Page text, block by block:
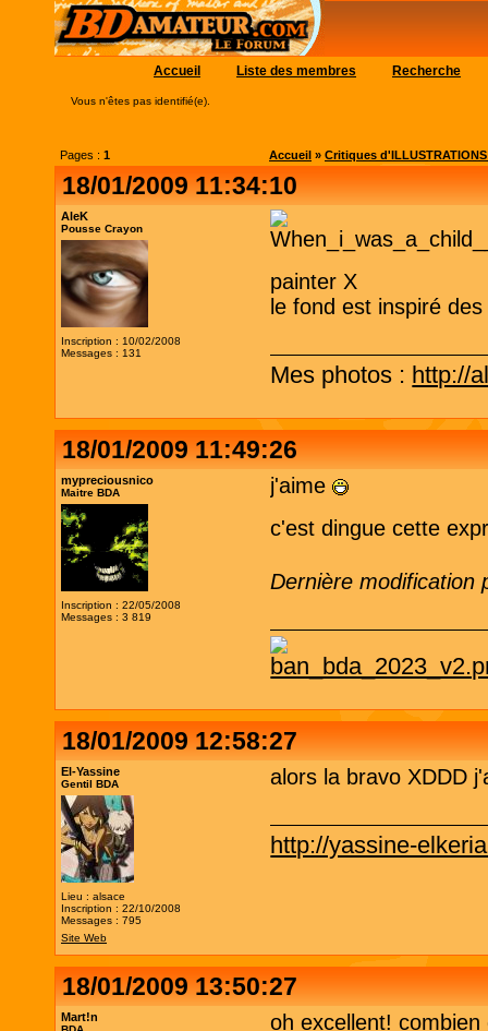
Accueil Liste des membres Recherche
Vous n'êtes pas identifié(e).
Pages : 1 Accueil » Critiques
18/01/2009 11:34:10
AleK
Pousse Crayon
Inscription : 10/02/2008
Messages : 131
painter X
le fond est inspiré
Mes photos : http://
18/01/2009 11:49:26
mypreciousnico
Maitre BDA
Inscription : 22/05/2008
Messages : 3 819
j'aime
c'est dingue cette
Dernière modification
18/01/2009 12:58:27
El-Yassine
Gentil BDA
Lieu : alsace
Inscription : 22/10/2008
Messages : 795
Site Web
alors la bravo XDDD
http://yassine-
18/01/2009 13:50:27
Mart!n oh excellent!